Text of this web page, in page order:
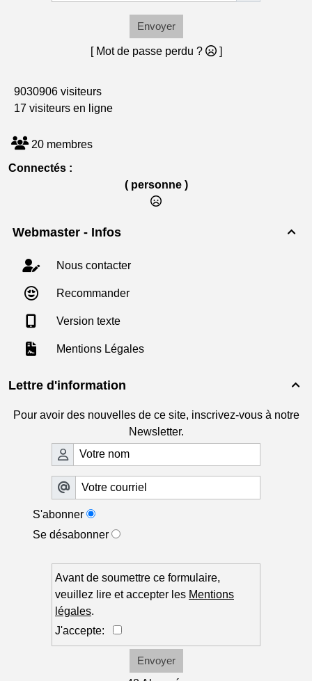
Envoyer
[ Mot de passe perdu ? ]
9030906 visiteurs
17 visiteurs en ligne
20 membres
Connectés :
( personne )

Webmaster - Infos
Nous contacter
Recommander
Version texte
Mentions Légales

Lettre d'information
Pour avoir des nouvelles de ce site, inscrivez-vous à notre
Newsletter.
S'abonner
Se désabonner
Avant de soumettre ce formulaire,
veuillez lire et accepter les Mentions
légales.
J'accepte:
Envoyer